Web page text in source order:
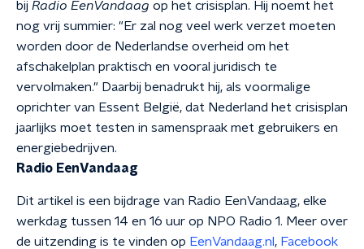
bij Radio EenVandaag op het crisisplan. Hij noemt het
nog vrij summier: "Er zal nog veel werk verzet moeten
worden door de Nederlandse overheid om het
afschakelplan praktisch en vooral juridisch te
vervolmaken." Daarbij benadrukt hij, als voormalige
oprichter van Essent België, dat Nederland het crisisplan
jaarlijks moet testen in samenspraak met gebruikers en
energiebedrijven.
Radio EenVandaag
Dit artikel is een bijdrage van Radio EenVandaag, elke
werkdag tussen 14 en 16 uur op NPO Radio 1. Meer over
de uitzending is te vinden op EenVandaag.nl , Facebook